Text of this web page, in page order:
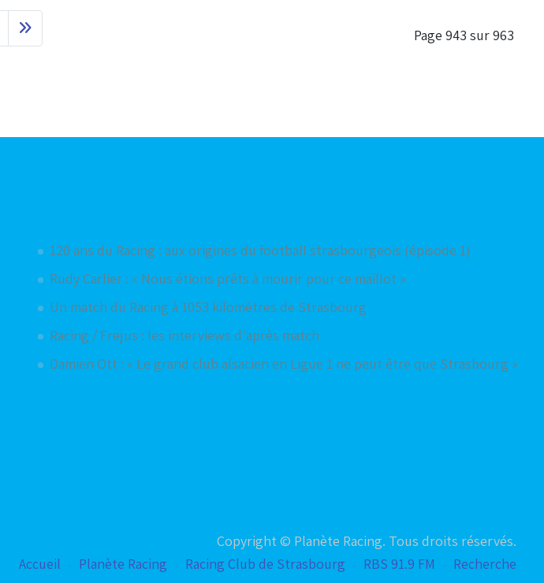
Page 943 sur 963
120 ans du Racing : aux origines du football strasbourgeois (épisode 1)
Rudy Carlier : « Nous étions prêts à mourir pour ce maillot »
Un match du Racing à 1053 kilomètres de Strasbourg
Racing / Frejus : les interviews d'après match
Damien Ott : « Le grand club alsacien en Ligue 1 ne peut être que Strasbourg »
Copyright © Planète Racing. Tous droits réservés.
Accueil
Planète Racing Racing Club de Strasbourg RBS 91.9 FM Recherche